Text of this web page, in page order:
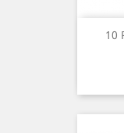
10